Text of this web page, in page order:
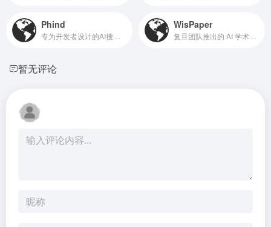
Phind WisPaper
暂无评论